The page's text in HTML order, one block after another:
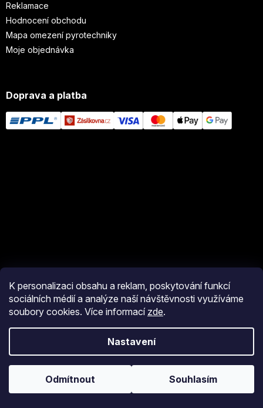
K personalizaci obsahu a reklam, poskytování funkcí
sociálních médií a analýze naší návštěvnosti využíváme
soubory cookies. Více informací zde.
Nastavení
Odmítnout Souhlasím
Reklamace
Hodnocení obchodu
Mapa omezení pyrotechniky
Moje objednávka
Doprava a platba
Vytvořil Shoptet
eshop JM Pyro . Všechna práva vyhrazena.
nastavení cookies
ověření věku Adulto